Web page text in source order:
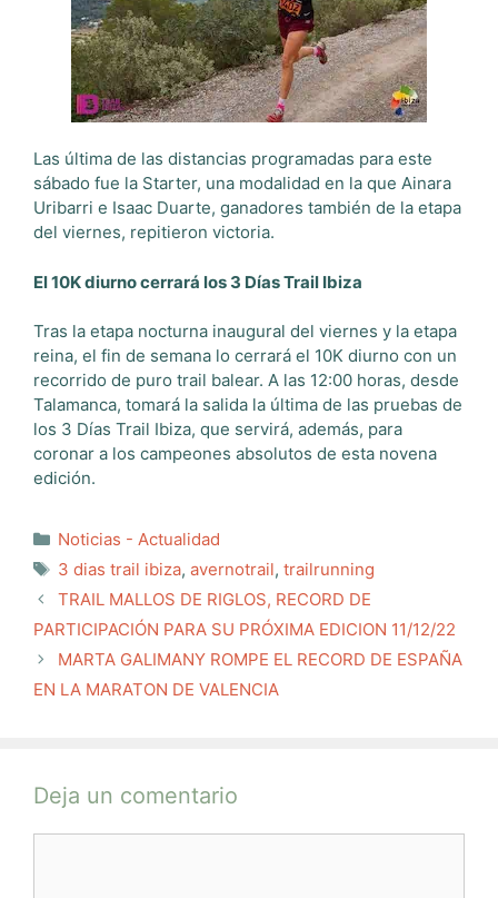
Las última de las distancias programadas para este
sábado fue la Starter, una modalidad en la que Ainara
Uribarri e Isaac Duarte, ganadores también de la etapa
del viernes, repitieron victoria.
El 10K diurno cerrará los 3 Días Trail Ibiza
Tras la etapa nocturna inaugural del viernes y la etapa
reina, el fin de semana lo cerrará el 10K diurno con un
recorrido de puro trail balear. A las 12:00 horas, desde
Talamanca, tomará la salida la última de las pruebas de
los 3 Días Trail Ibiza, que servirá, además, para
coronar a los campeones absolutos de esta novena
edición.
Categorías
Noticias - Actualidad
Etiquetas
3 dias trail ibiza, avernotrail, trailrunning
TRAIL MALLOS DE RIGLOS, RECORD DE
PARTICIPACIÓN PARA SU PRÓXIMA EDICION 11/12/22
MARTA GALIMANY ROMPE EL RECORD DE ESPAÑA
EN LA MARATON DE VALENCIA
Deja un comentario